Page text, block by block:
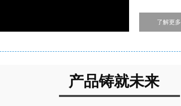
了解更多
产品铸就未来